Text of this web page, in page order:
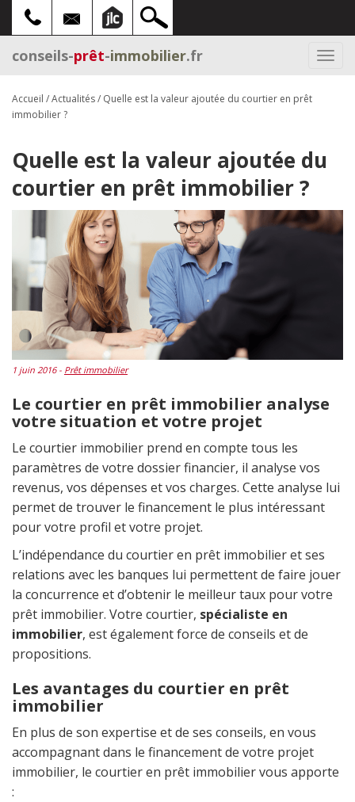
conseils-prêt-immobilier.fr
Accueil /Actualités/ Quelle est la valeur ajoutée du courtier en prêt
immobilier ?
Quelle est la valeur ajoutée du
courtier en prêt immobilier ?
1 juin 2016 - Prêt immobilier
Le courtier en prêt immobilier analyse
votre situation et votre projet
Le courtier immobilier prend en compte tous les
paramètres de votre dossier financier, il analyse vos
revenus, vos dépenses et vos charges. Cette analyse lui
permet de trouver le financement le plus intéressant
pour votre profil et votre projet.
L’indépendance du courtier en prêt immobilier et ses
relations avec les banques lui permettent de faire jouer
la concurrence et d’obtenir le meilleur taux pour votre
prêt immobilier. Votre courtier, spécialiste en
immobilier, est également force de conseils et de
propositions.
Les avantages du courtier en prêt
immobilier
En plus de son expertise et de ses conseils, en vous
accompagnant dans le financement de votre projet
immobilier, le courtier en prêt immobilier vous apporte
: